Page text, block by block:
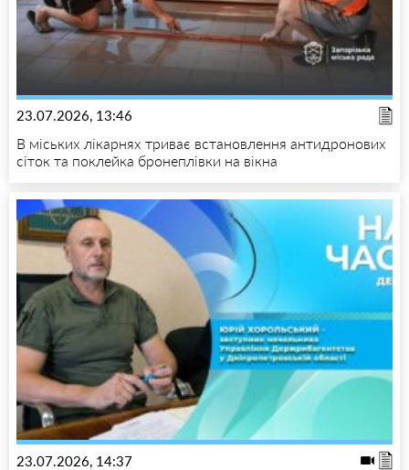
23.07.2026, 13:46
В міських лікарнях триває встановлення антидронових
сіток та поклейка бронеплівки на вікна
23.07.2026, 14:37